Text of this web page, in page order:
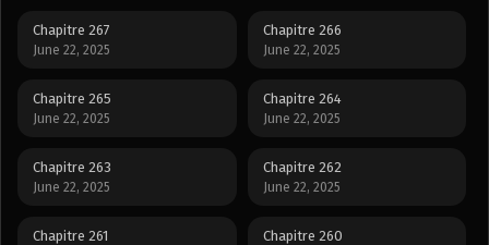
Chapitre 267
June 22, 2025
Chapitre 266
June 22, 2025
Chapitre 265
June 22, 2025
Chapitre 264
June 22, 2025
Chapitre 263
June 22, 2025
Chapitre 262
June 22, 2025
Chapitre 261 Chapitre 260